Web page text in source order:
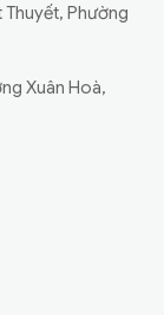
Thuyết, Phường
Xuân Hoà,